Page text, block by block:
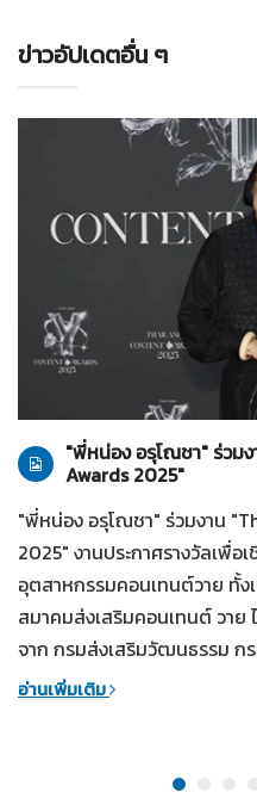
ข่าวอัปเดตอื่น ๆ
28-07-2569
"พี่หน่อง อรุโณชา" ร่วม
Awards 2025"
"พี่หน่อง อรุโณชา" ร่วมงาน
2025" งานประกาศรางวัลเพื่
อุตสาหกรรมคอนเทนต์วาย ทั้ง
สมาคมส่งเสริมคอนเทนต์ วาย
จาก กรมส่งเสริมวัฒนธรรม กร
อ่านเพิ่มเติม